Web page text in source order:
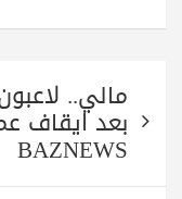
المقالات
مالي..
بعد ايقاف
BAZNEWS